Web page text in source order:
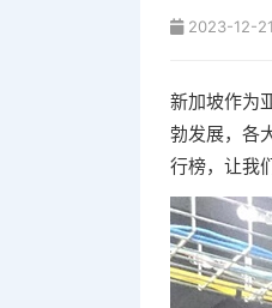
2023-12-
新加坡作为
勃发展，各
行榜，让我